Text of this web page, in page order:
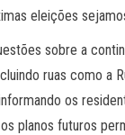
eleições
sobre a
ruas como a
os
planos futuros